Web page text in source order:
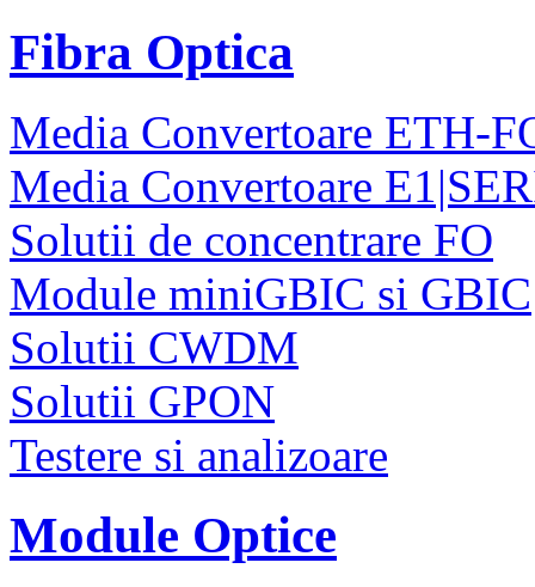
Fibra Optica
Media Convertoare ETH-
Media Convertoare
Solutii de concentrare FO
Module miniGBIC si GBIC
Solutii CWDM
Solutii GPON
Testere si analizoare
Module Optice